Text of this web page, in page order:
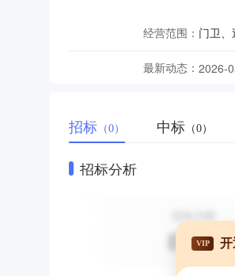
经营范围：
最新动态： 2026-
招标 （0） 中标 （0）
招标分析
VIP 开